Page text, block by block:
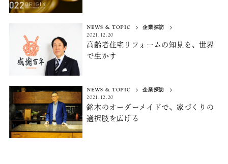
NEWS & TOPIC
企業探訪
2021.12.20
高齢者住宅リフォームの知見を、 世界
で生かす
NEWS & TOPIC
企業探訪
2021.12.20
銘木のオーダーメイドで、 家づくりの
選択肢を広げる